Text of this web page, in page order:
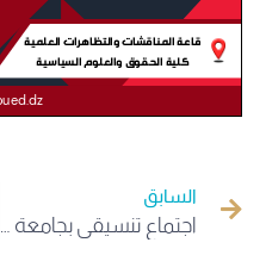
السابق